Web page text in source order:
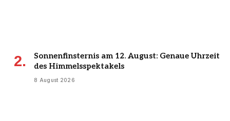
Sonnenfinsternis am 12. August: Genaue Uhrzeit
des Himmelsspektakels
8 August 2026